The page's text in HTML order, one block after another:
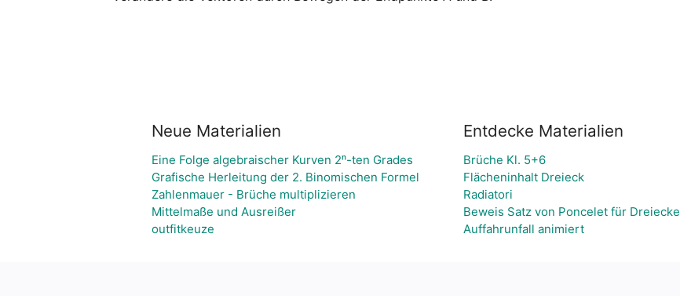
Neue Materialien
Eine Folge algebraischer Kurven 2ⁿ-ten Grades
Grafische Herleitung der 2. Binomischen Formel
Zahlenmauer - Brüche multiplizieren
Mittelmaße und Ausreißer
outfitkeuze
Entdecke Materialien
Brüche Kl. 5+6
Flächeninhalt Dreieck
Radiatori
Beweis Satz von Poncelet für Dreiecke
Auffahrunfall animiert